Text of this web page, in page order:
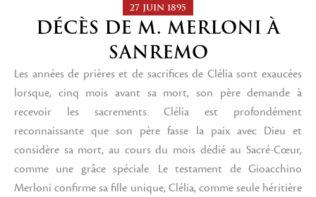
27 JUIN 1895
DÉCÈS DE M. MERLONI À
SANREMO
Les années de prières et de sacrifices de Clélia sont exaucées
lorsque, cinq mois avant sa mort, son père demande à
recevoir les sacrements. Clélia est profondément
reconnaissante que son père fasse la paix avec Dieu et
considère sa mort, au cours du mois dédié au Sacré-Cœur,
comme une grâce spéciale. Le testament de Gioacchino
Merloni confirme sa fille unique, Clélia, comme seule héritière